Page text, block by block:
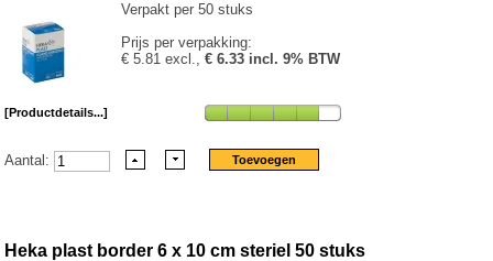
Verpakt per 50 stuks
Prijs per verpakking:
€ 5.81 excl.,€ 6.33 incl. 9% BTW
[Productdetails...]
Aantal:
Heka plast border 6 x 10 cm steriel 50 stuks